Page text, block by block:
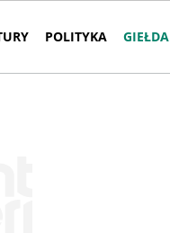
POLITYKA GIEŁDA